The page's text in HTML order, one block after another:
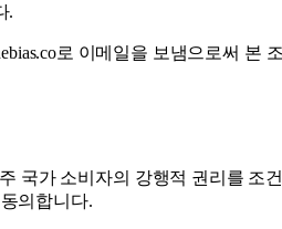
.
로 이메일을 보냄으로써 본
국가 소비자의 강행적 권리를 조
의합니다.